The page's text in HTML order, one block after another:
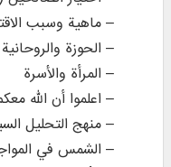
– ماهية وسبب
– الحوزة والروحانية
– المرأة والأسرة
– اعلموا أن الله
– منهج التحليل
– الشمس في